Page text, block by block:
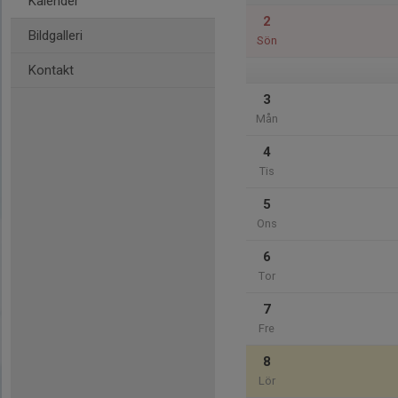
Bildgalleri
Kontakt
2
Sön
3
Mån
4
Tis
5
Ons
6
Tor
7
Fre
8
Lör